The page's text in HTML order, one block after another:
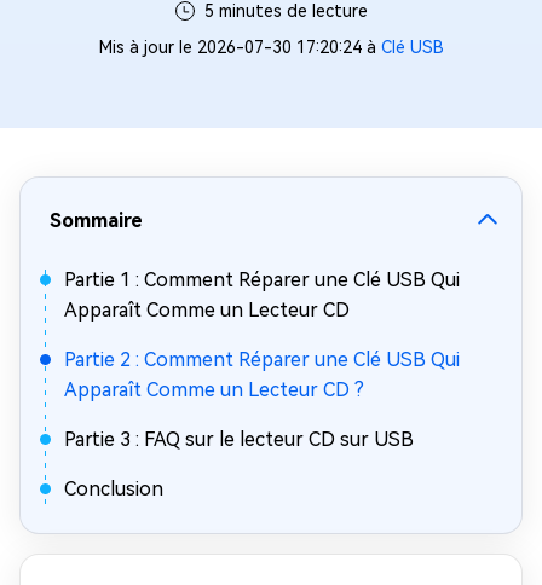
5 minutes de lecture
Mis à jour le 2026-07-30 17:20:24 à Clé USB
Sommaire
Partie 1 : Comment Réparer une Clé USB Qui
Apparaît Comme un Lecteur CD
Partie 2 : Comment Réparer une Clé USB Qui
Apparaît Comme un Lecteur CD ?
Partie 3 : FAQ sur le lecteur CD sur USB
Conclusion